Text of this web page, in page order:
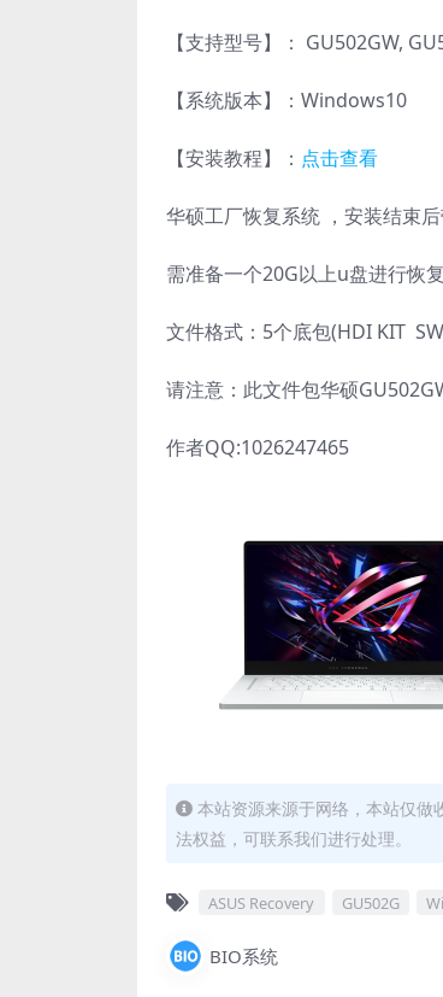
【支持型号】： GU502GW,
【系统版本】：Windows10
【安装教程】： 点击查看
华硕工厂恢复系统 ，安装结束
需准备一个20G以上u盘进行恢
文件格式：5个底包(HDI KIT
请注意：此文件包华硕
作者QQ:1026247465
本站资源来源于网络，本站仅做
法权益，可联系我们进行处理。
ASUS Recovery GU502G
BIO系统